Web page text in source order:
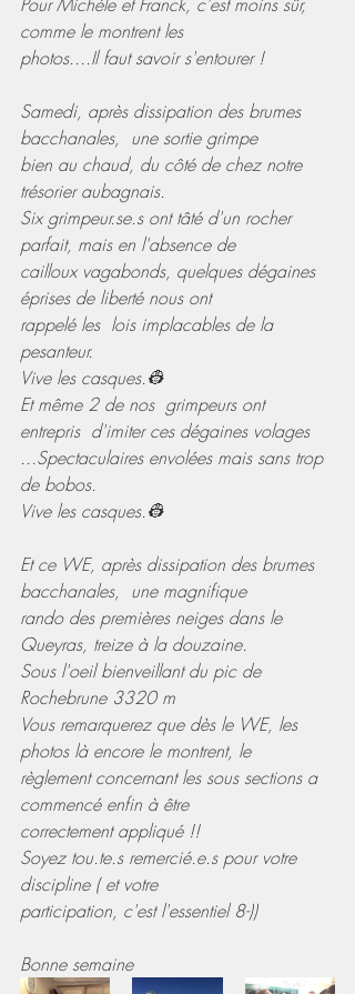
comme le montrent les
photos....Il faut savoir s'entourer !
Samedi, après dissipation des brumes
bacchanales,  une sortie grimpe
bien au chaud, du côté de chez notre
trésorier aubagnais.
Six grimpeur.se.s ont tâté d'un rocher
parfait, mais en l'absence de
cailloux vagabonds, quelques dégaines
éprises de liberté nous ont
rappelé les  lois implacables de la
pesanteur.
Vive les casques.👷
Et même 2 de nos  grimpeurs ont
entrepris  d'imiter ces dégaines volages
...Spectaculaires envolées mais sans trop
de bobos.
Vive les casques.👷
Et ce WE, après dissipation des brumes
bacchanales,  une magnifique
rando des premières neiges dans le
Queyras, treize à la douzaine.
Sous l'oeil bienveillant du pic de
Rochebrune 3320 m
Vous remarquerez que dès le WE, les
photos là encore le montrent, le
règlement concernant les sous sections a
commencé enfin à être
correctement appliqué !!
Soyez tou.te.s remercié.e.s pour votre
discipline ( et votre
participation, c'est l'essentiel 8-))
Bonne semaine